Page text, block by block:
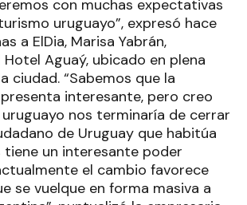
con muchas expectativas
uruguayo”, expresó hace
a ElDia, Marisa Yabrán,
Aguaý, ubicado en plena
ciudad. “Sabemos que la
interesante, pero creo
nos terminaría de cerrar
de Uruguay que habitúa
tiene un interesante poder
el cambio favorece
se vuelque en forma masiva a